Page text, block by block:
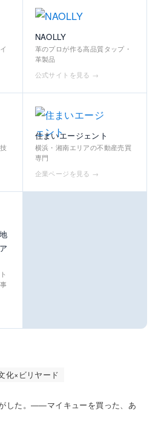
NAOLLY
革のプロが作る高品質タップ・
革製品
公式サイトを見る →
住まいエージェント
横浜・湘南エリアの不動産売買
専門
企業ページを見る →
化×ビリヤード
した。——マイキューを買った、あ